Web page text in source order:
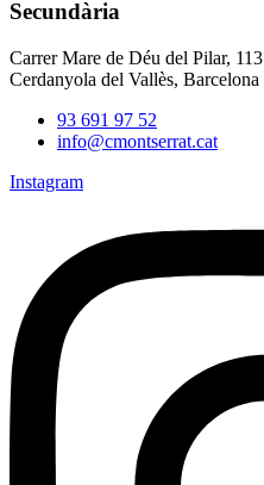
Secundària
Carrer Mare de Déu del Pilar, 113
Cerdanyola del Vallès, Barcelona
93 691 97 52
info@cmontserrat.cat
Instagram